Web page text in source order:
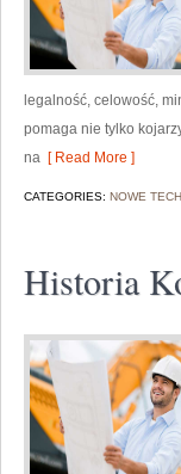
legalność, celowość,
pomaga nie tylko
na [ Read More ]
CATEGORIES: NOWE
Historia